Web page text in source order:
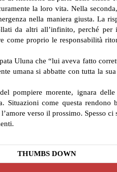
la loro vita. Nella
nella maniera giusta. La
da altri all’infinito, perché per
come proprio le responsabilità
Uluna che “lui aveva fatto
umana si abbatte con tutta la sua
pompiere morente, ignara delle
Situazioni come questa rendono
verso il prossimo. Spesso ci
THUMBS DOWN